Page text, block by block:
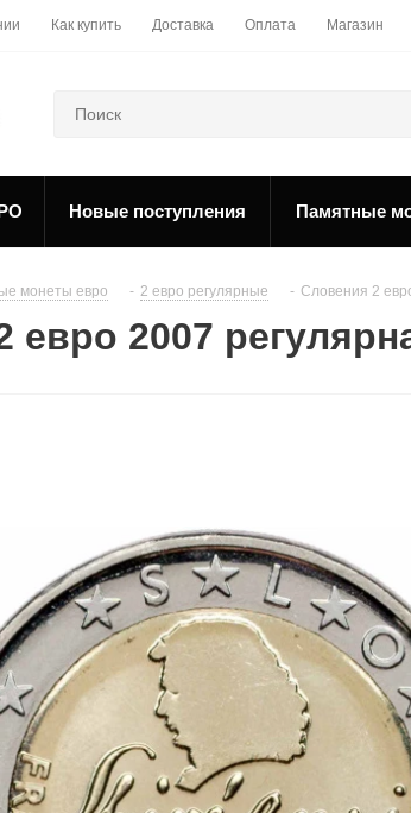
Как купить Доставка Оплата Магазин
Новые поступления Памятные
монеты евро - 2 евро регулярные - Словения 2
евро 2007